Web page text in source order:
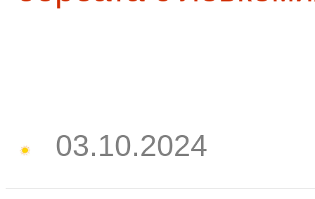
03.10.2024